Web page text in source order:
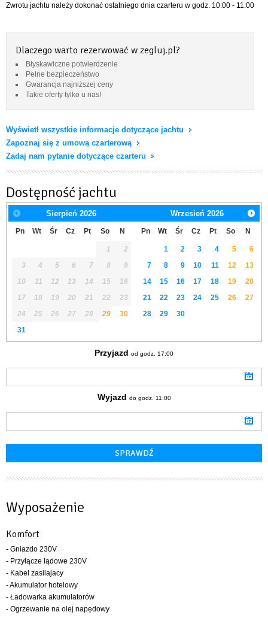
Zwrotu jachtu należy dokonać ostatniego dnia czarteru w godz. 10:00 - 11:00
Dlaczego warto rezerwować w zegluj.pl?
Błyskawiczne potwierdzenie
Pełne bezpieczeństwo
Gwarancja najniższej ceny
Takie oferty tylko u nas!
Wyświetl wszystkie informacje dotyczące jachtu
Zapoznaj się z umową czarterową
Zadaj nam pytanie dotyczące czarteru
Dostępność jachtu
Sierpień 2026
Pn Wt Śr Cz Pt So N
1
2
3
4 5 6 7 8
9
10
11 12 13 14 15
16
17
18 19 20 21 22
23
24
25 26 27 28 29
30
31
Wrzesień 2026
Pn Wt Śr Cz Pt So N
1 2 3 4 5
6
7
8 9 10 11 12
13
14
15 16 17 18 19
20
21
22 23 24 25 26
27
28
29 30
Przyjazd od godz. 17:00
Wyjazd do godz. 11:00
Wyposażenie
Komfort
- Gniazdo 230V
- Przyłącze lądowe 230V
- Kabel zasilajacy
- Akumulator hotelowy
- Ładowarka akumulatorów
- Ogrzewanie na olej napędowy